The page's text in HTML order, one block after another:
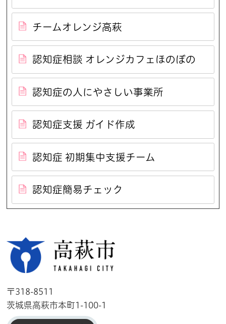
チームオレンジ高萩
認知症相談 オレンジカフェほのぼの
認知症の人にやさしい事業所
認知症支援 ガイド作成
認知症 初期集中支援チーム
認知症簡易チェック
〒318-8511
茨城県高萩市本町1-100-1